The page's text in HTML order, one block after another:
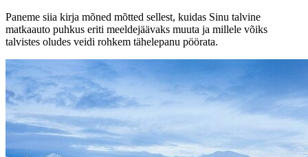
Paneme siia kirja mõned mõtted sellest, kuidas Sinu talvine
matkaauto puhkus eriti meeldejäävaks muuta ja millele võiks
talvistes oludes veidi rohkem tähelepanu pöörata.